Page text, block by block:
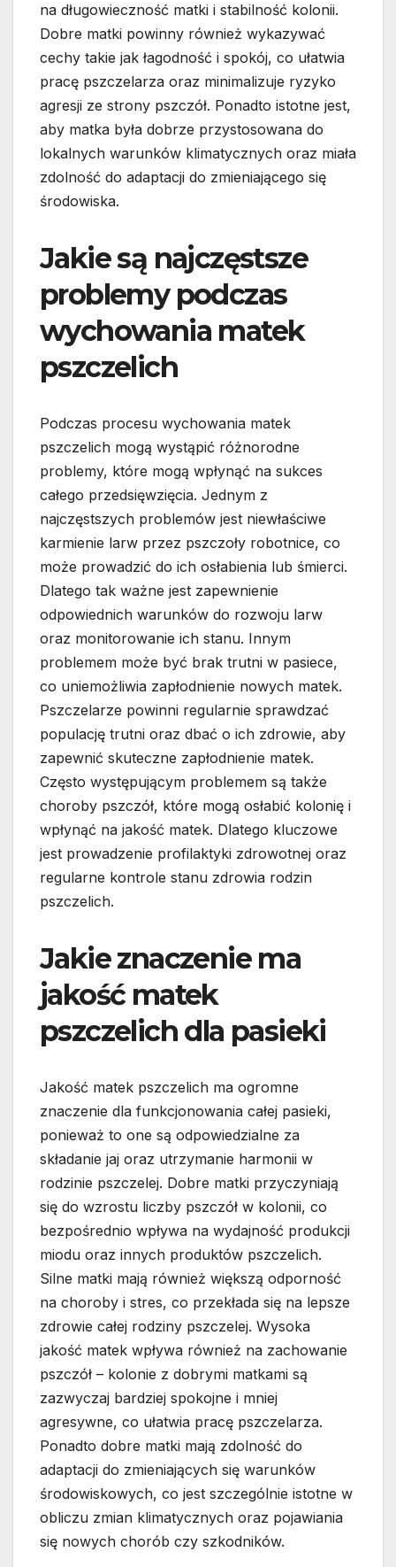
na długowieczność matki i stabilność kolonii.
Dobre matki powinny również wykazywać
cechy takie jak łagodność i spokój, co ułatwia
pracę pszczelarza oraz minimalizuje ryzyko
agresji ze strony pszczół. Ponadto istotne jest,
aby matka była dobrze przystosowana do
lokalnych warunków klimatycznych oraz miała
zdolność do adaptacji do zmieniającego się
środowiska.
Jakie są najczęstsze
problemy podczas
wychowania matek
pszczelich
Podczas procesu wychowania matek
pszczelich mogą wystąpić różnorodne
problemy, które mogą wpłynąć na sukces
całego przedsięwzięcia. Jednym z
najczęstszych problemów jest niewłaściwe
karmienie larw przez pszczoły robotnice, co
może prowadzić do ich osłabienia lub śmierci.
Dlatego tak ważne jest zapewnienie
odpowiednich warunków do rozwoju larw
oraz monitorowanie ich stanu. Innym
problemem może być brak trutni w pasiece,
co uniemożliwia zapłodnienie nowych matek.
Pszczelarze powinni regularnie sprawdzać
populację trutni oraz dbać o ich zdrowie, aby
zapewnić skuteczne zapłodnienie matek.
Często występującym problemem są także
choroby pszczół, które mogą osłabić kolonię i
wpłynąć na jakość matek. Dlatego kluczowe
jest prowadzenie profilaktyki zdrowotnej oraz
regularne kontrole stanu zdrowia rodzin
pszczelich.
Jakie znaczenie ma
jakość matek
pszczelich dla pasieki
Jakość matek pszczelich ma ogromne
znaczenie dla funkcjonowania całej pasieki,
ponieważ to one są odpowiedzialne za
składanie jaj oraz utrzymanie harmonii w
rodzinie pszczelej. Dobre matki przyczyniają
się do wzrostu liczby pszczół w kolonii, co
bezpośrednio wpływa na wydajność produkcji
miodu oraz innych produktów pszczelich.
Silne matki mają również większą odporność
na choroby i stres, co przekłada się na lepsze
zdrowie całej rodziny pszczelej. Wysoka
jakość matek wpływa również na zachowanie
pszczół – kolonie z dobrymi matkami są
zazwyczaj bardziej spokojne i mniej
agresywne, co ułatwia pracę pszczelarza.
Ponadto dobre matki mają zdolność do
adaptacji do zmieniających się warunków
środowiskowych, co jest szczególnie istotne w
obliczu zmian klimatycznych oraz pojawiania
się nowych chorób czy szkodników.